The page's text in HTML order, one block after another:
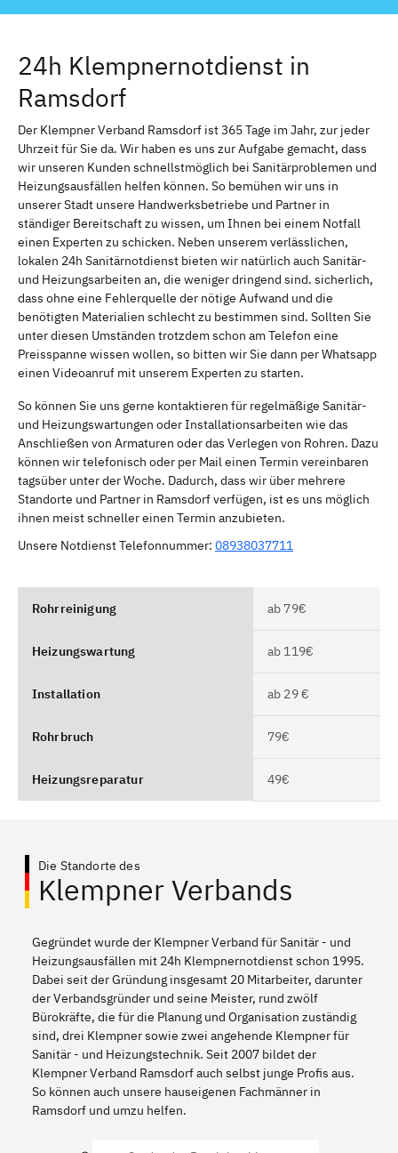
24h Klempnernotdienst in
Ramsdorf
Der Klempner Verband Ramsdorf ist 365 Tage im Jahr, zur jeder
Uhrzeit für Sie da. Wir haben es uns zur Aufgabe gemacht, dass
wir unseren Kunden schnellstmöglich bei Sanitärproblemen und
Heizungsausfällen helfen können. So bemühen wir uns in
unserer Stadt unsere Handwerksbetriebe und Partner in
ständiger Bereitschaft zu wissen, um Ihnen bei einem Notfall
einen Experten zu schicken. Neben unserem verlässlichen,
lokalen 24h Sanitärnotdienst bieten wir natürlich auch Sanitär-
und Heizungsarbeiten an, die weniger dringend sind. sicherlich,
dass ohne eine Fehlerquelle der nötige Aufwand und die
benötigten Materialien schlecht zu bestimmen sind. Sollten Sie
unter diesen Umständen trotzdem schon am Telefon eine
Preisspanne wissen wollen, so bitten wir Sie dann per Whatsapp
einen Videoanruf mit unserem Experten zu starten.
So können Sie uns gerne kontaktieren für regelmäßige Sanitär-
und Heizungswartungen oder Installationsarbeiten wie das
Anschließen von Armaturen oder das Verlegen von Rohren. Dazu
können wir telefonisch oder per Mail einen Termin vereinbaren
tagsüber unter der Woche. Dadurch, dass wir über mehrere
Standorte und Partner in Ramsdorf verfügen, ist es uns möglich
ihnen meist schneller einen Termin anzubieten.
Unsere Notdienst Telefonnummer: 08938037711
Rohrreinigung ab 79€
Heizungswartung ab 119€
Installation ab 29 €
Rohrbruch 79€
Heizungsreparatur 49€
Die Standorte des
Klempner Verbands
Gegründet wurde der Klempner Verband für Sanitär - und
Heizungsausfällen mit 24h Klempnernotdienst schon 1995.
Dabei seit der Gründung insgesamt 20 Mitarbeiter, darunter
der Verbandsgründer und seine Meister, rund zwölf
Bürokräfte, die für die Planung und Organisation zuständig
sind, drei Klempner sowie zwei angehende Klempner für
Sanitär - und Heizungstechnik. Seit 2007 bildet der
Klempner Verband Ramsdorf auch selbst junge Profis aus.
So können auch unsere hauseigenen Fachmänner in
Ramsdorf und umzu helfen.